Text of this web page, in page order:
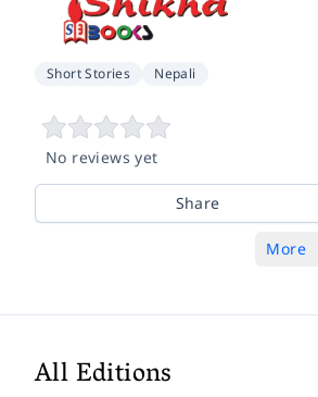
Short Stories Nepali
No reviews yet
Share
More
All Editions